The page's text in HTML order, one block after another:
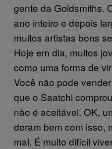
gente da Goldsmiths.
ano inteiro e depois
muitos artistas bons
Hoje em dia, muitos
como uma forma de
Você não pode
que o Saatchi
não é aceitável. OK,
deram bem com isso,
mal. É muito difícil